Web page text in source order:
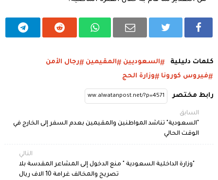
كلمات دليلية السعوديين المقيمين
رجال الأمن
فيروس كورونا
وزارة الحج
رابط مختصر
السابق
"السعودية" تناشد المواطنين والمقيمين بعدم السفر إلى الخارج في
الوقت الحالي
التالي
"وزارة الداخلية السعودية " منع الدخول إلى المشاعر المقدسة بلا
تصريح والمخالف غرامة 10 الاف ريال